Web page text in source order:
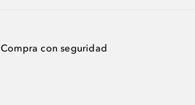
Compra con seguridad